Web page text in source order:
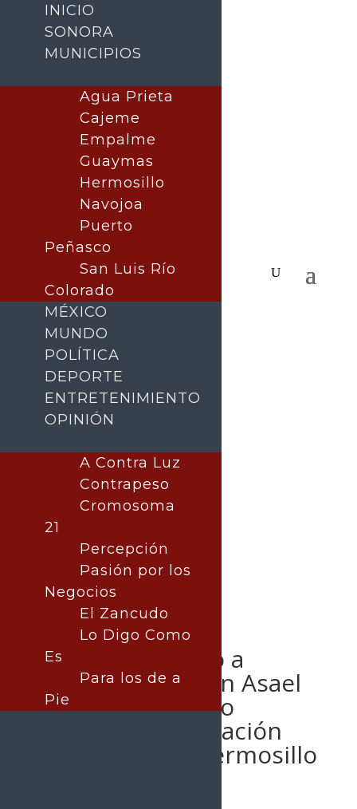
Buscar
Queda vinculado a
proceso Jonathan Asael
“N” por secuestro
agravado y asociación
delictuosa en Hermosillo
INICIO
SONORA
MUNICIPIOS
Agua Prieta
Cajeme
Empalme
Guaymas
Hermosillo
Navojoa
Puerto
Peñasco
San Luis Río
Colorado
MÉXICO
MUNDO
POLÍTICA
DEPORTE
ENTRETENIMIENTO
OPINIÓN
A Contra Luz
Contrapeso
Cromosoma
21
Percepción
Pasión por los
Negocios
El Zancudo
Lo Digo Como
Es
Para los de a
Pie